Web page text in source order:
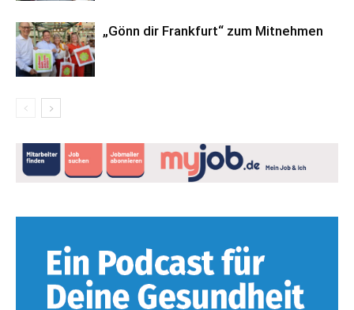
„Gönn dir Frankfurt“ zum Mitnehmen